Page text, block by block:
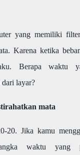
yang memiliki
Karena ketika
Berapa waktu
dari layar?
mata
20. Jika kamu
waktu yang